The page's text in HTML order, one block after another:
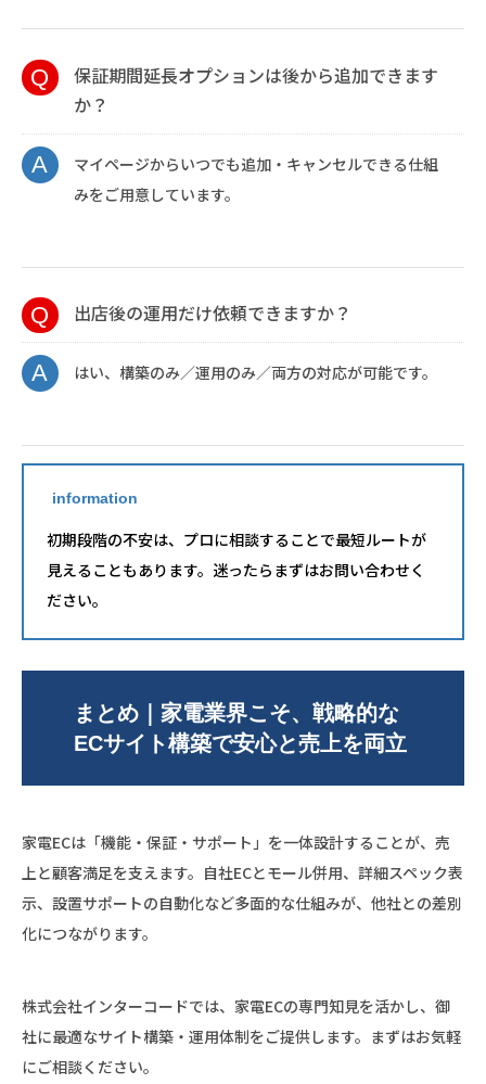
保証期間延長オプションは後から追加できます
か？
マイページからいつでも追加・キャンセルできる仕組
みをご用意しています。
出店後の運用だけ依頼できますか？
はい、構築のみ／運用のみ／両方の対応が可能です。
information
初期段階の不安は、プロに相談することで最短ルートが
見えることもあります。迷ったらまずはお問い合わせく
ださい。
まとめ｜家電業界こそ、戦略的な
ECサイト構築で安心と売上を両立
家電ECは「機能・保証・サポート」を一体設計することが、売
上と顧客満足を支えます。自社ECとモール併用、詳細スペック表
示、設置サポートの自動化など多面的な仕組みが、他社との差別
化につながります。
株式会社インターコードでは、家電ECの専門知見を活かし、御
社に最適なサイト構築・運用体制をご提供します。まずはお気軽
にご相談ください。